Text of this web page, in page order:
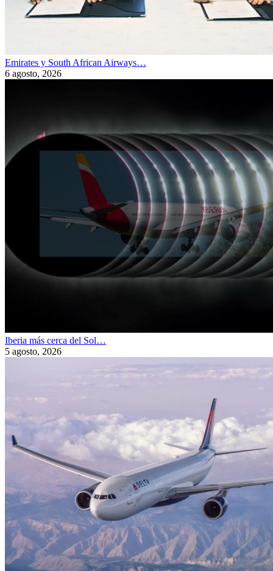
Emirates y South African Airways…
6 agosto, 2026
Iberia más cerca del Sol…
5 agosto, 2026